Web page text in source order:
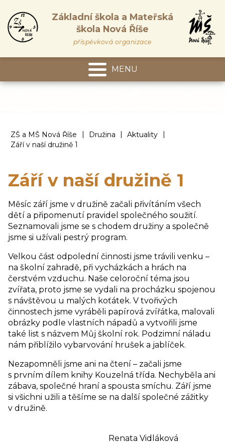
Základní škola a Mateřská
škola Nová Říše
příspěvková organizace
MENU
ZŠ a MŠ Nová Říše | Družina | Aktuality
|
Září v naší družině 1
Září v naší družině 1
Měsíc září jsme v družině začali přivítáním všech
dětí a připomenutí pravidel společného soužití.
Seznamovali jsme se s chodem družiny a společně
jsme si užívali pestrý program.
Velkou část odpolední činnosti jsme trávili venku –
na školní zahradě, při vycházkách a hrách na
čerstvém vzduchu. Naše celoroční téma jsou
zvířata, proto jsme se vydali na procházku spojenou
s návštěvou u malých koťátek. V tvořivých
činnostech jsme vyráběli papírová zvířátka, malovali
obrázky podle vlastních nápadů a vytvořili jsme
také list s názvem Můj školní rok. Podzimní náladu
nám přiblížilo vybarvování hrušek a jablíček.
Nezapomněli jsme ani na čtení – začali jsme
s prvním dílem knihy Kouzelná třída. Nechyběla ani
zábava, společné hraní a spousta smíchu. Září jsme
si všichni užili a těšíme se na další společné zážitky
v družině.
Renata Vidláková